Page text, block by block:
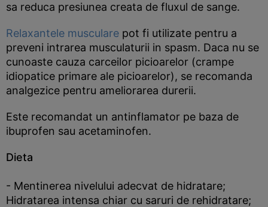
sa reduca presiunea creata de fluxul de sange.
Relaxantele musculare pot fi utilizate pentru a
preveni intrarea musculaturii in spasm. Daca nu se
cunoaste cauza carceilor picioarelor (crampe
idiopatice primare ale picioarelor), se recomanda
analgezice pentru ameliorarea durerii.
Este recomandat un antinflamator pe baza de
ibuprofen sau acetaminofen.
Dieta
- Mentinerea nivelului adecvat de hidratare;
Hidratarea intensa chiar cu saruri de rehidratare;